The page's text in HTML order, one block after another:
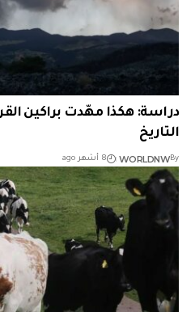
التاريخ
By
WORLDNW 8 أشهر ago